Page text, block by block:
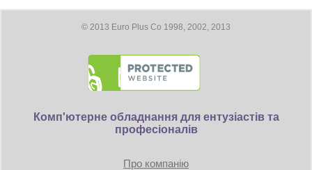
© 2013 Euro Plus Co 1998, 2002, 2013
Комп'ютерне обладнання для ентузіастів та
професіоналів
Про компанію